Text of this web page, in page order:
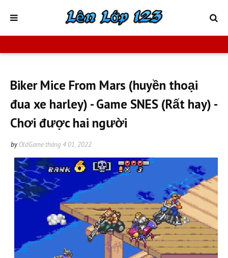
Biker Mice From Mars (huyền thoại
đua xe harley) - Game SNES (Rất hay) -
Chơi được hai người
by OldGame tháng 4 01, 2022